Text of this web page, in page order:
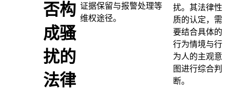
否构
成骚
扰的
法律
证据保留与报警处理等
维权途径。
扰。其法律性
质的认定，需
要结合具体的
行为情境与行
为人的主观意
图进行综合判
断。